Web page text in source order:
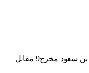
الرياض حي اشبيلية طريق الامام عبدالله بن سعود مخرج9 مقابل